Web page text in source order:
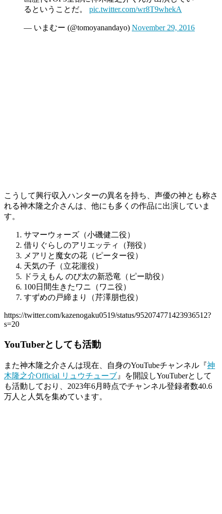
るということだ。 pic.twitter.com/wr8T9whekA
— いまむー (@tomoyanandayo) November 29, 2016
こうして興行収入ハンターの異名を持ち、声優の神とも称さ
れる神木隆之介さんは、他にも多くの作品に出演していま
す。
サマーウォーズ（小磯健二役）
借りぐらしのアリエッティ（翔役）
メアリと魔女の花（ピーター役）
天気の子（立花瀧役）
ドラえもん のび太の新恐竜（ピー助役）
100日間生きたワニ（ワニ役）
すずめの戸締まり（芹澤朋也役）
https://twitter.com/kazenogaku0519/status/952074771423936512?
s=20
YouTuberとしても活動
また神木隆之介さんは現在、自身のYouTubeチャンネル『神
木隆之介Official リュウチューブ 』を開設しYouTuberとして
も活動しており、2023年6月時点でチャンネル登録者数40.6
万人と人気を集めています。